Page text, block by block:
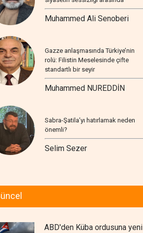
Muhammed Ali Senoberi
Gazze anlaşmasında Türkiye’nin
rolü: Filistin Meselesinde çifte
standartlı bir seyir
Muhammed NUREDDİN
Sabra-Şatila’yı hatırlamak neden
önemli?
Selim Sezer
ABD'den Küba ordusuna yeni